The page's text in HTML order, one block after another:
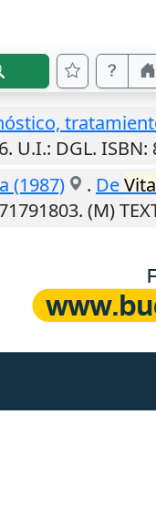
. U.I.: DGL. ISBN:
(1987)
. DeVita
(M)